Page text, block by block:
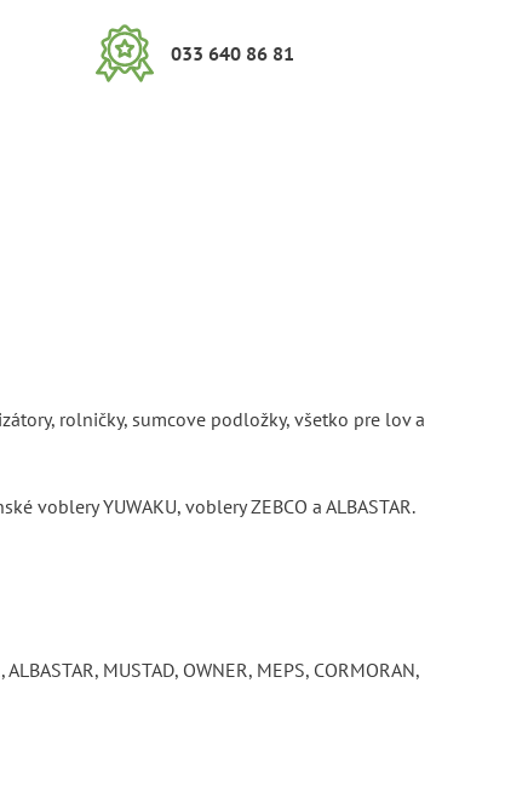
033 640 86 81
rolničky, sumcove podložky, všetko pre lov a
voblery YUWAKU, voblery ZEBCO a ALBASTAR.
MUSTAD, OWNER, MEPS, CORMORAN,